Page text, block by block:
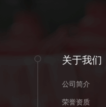
关于我们
公司简介
荣誉资质